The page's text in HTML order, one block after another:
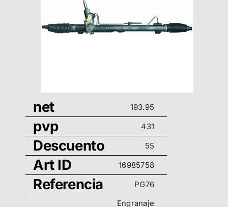
net 193.95
pvp 431
Descuento 55
Art ID 16985758
Referencia PG76
Engranaje